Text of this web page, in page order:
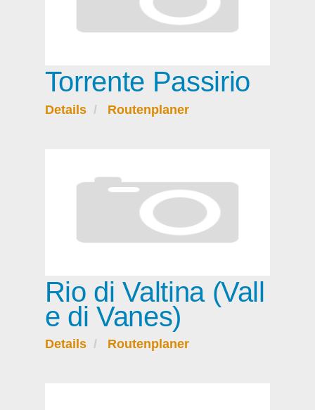
Torrente Passirio
Details Routenplaner
Rio di Valtina (Vall
e di Vanes)
Details Routenplaner